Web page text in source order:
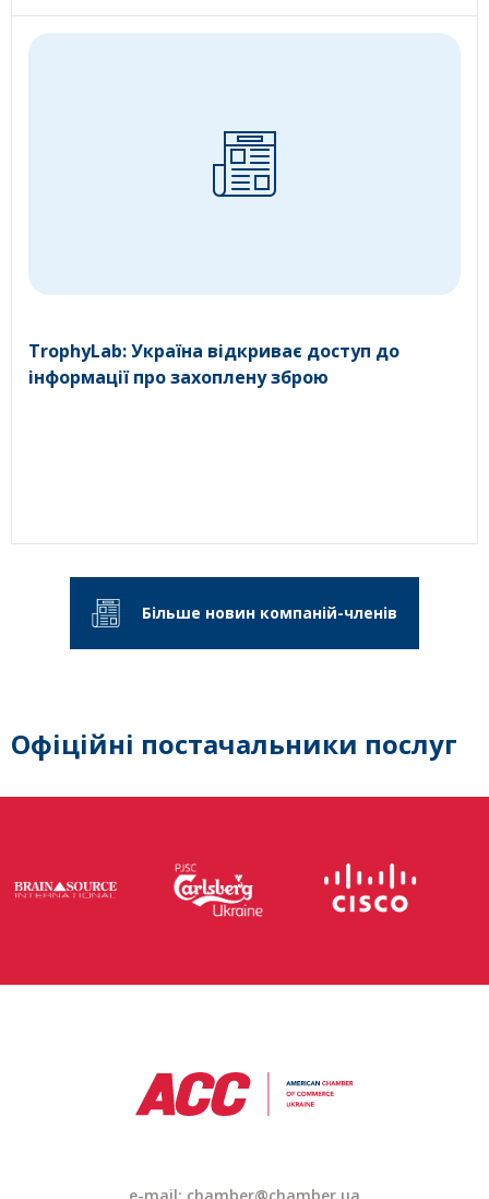
TrophyLab: Україна відкриває доступ до
інформації про захоплену зброю
Більше новин компаній-членів
Офіційні постачальники послуг